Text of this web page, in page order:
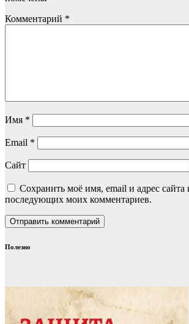
Комментарий *
Имя *
Email *
Сайт
Сохранить моё имя, email и адрес сайта
последующих моих комментариев.
Полезно